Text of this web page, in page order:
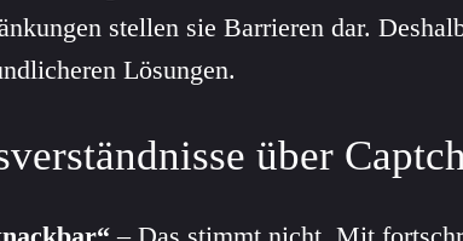
stellen sie Barrieren dar.
Lösungen.
über